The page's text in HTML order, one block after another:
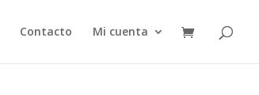
Contacto Mi cuenta